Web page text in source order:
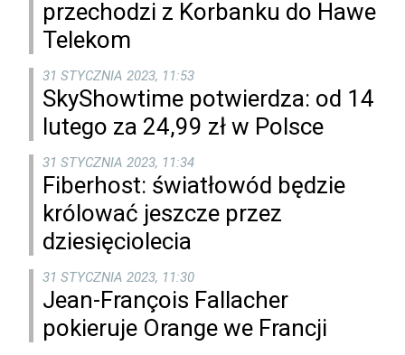
przechodzi z Korbanku do Hawe
Telekom
31 STYCZNIA 2023, 11:53
SkyShowtime potwierdza: od 14
lutego za 24,99 zł w Polsce
31 STYCZNIA 2023, 11:34
Fiberhost: światłowód będzie
królować jeszcze przez
dziesięciolecia
31 STYCZNIA 2023, 11:30
Jean-François Fallacher
pokieruje Orange we Francji